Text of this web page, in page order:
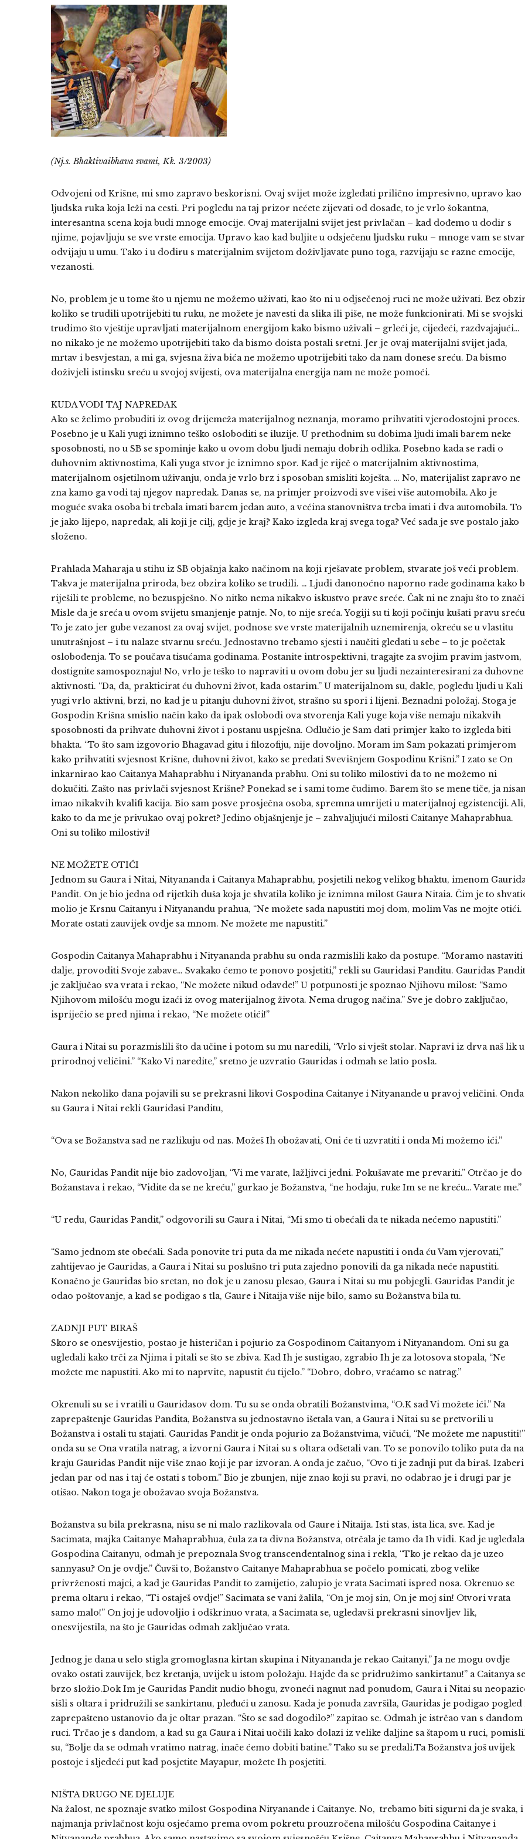
(Nj.s. Bhaktivaibhava svami, Kk. 3/2003)
Odvojeni od Krišne, mi smo zapravo beskorisni. Ovaj svijet može izgledati prilično impresivno, upravo kao
ljudska ruka koja leži na cesti. Pri pogledu na taj prizor nećete zijevati od dosade, to je vrlo šokantna,
interesantna scena koja budi mnoge emocije. Ovaj materijalni svijet jest privlačan – kad dođemo u dodir s
njime, pojavljuju se sve vrste emocija. Upravo kao kad buljite u odsječenu ljudsku ruku – mnoge vam se
odvijaju u umu. Tako i u dodiru s materijalnim svijetom doživljavate puno toga, razvijaju se razne emocije,
vezanosti.
No, problem je u tome što u njemu ne možemo uživati, kao što ni u odjsečenoj ruci ne može uživati. Bez
koliko se trudili upotrijebiti tu ruku, ne možete je navesti da slika ili piše, ne može funkcionirati. Mi se svojski
trudimo što vještije upravljati materijalnom energijom kako bismo uživali – grleći je, cijedeći, razdvajajući…
no nikako je ne možemo upotrijebiti tako da bismo doista postali sretni. Jer je ovaj materijalni svijet jada,
mrtav i besvjestan, a mi ga, svjesna živa bića ne možemo upotrijebiti tako da nam donese sreću. Da bismo
doživjeli istinsku sreću u svojoj svijesti, ova materijalna energija nam ne može pomoći.
KUDA VODI TAJ NAPREDAK
Ako se želimo probuditi iz ovog drijemeža materijalnog neznanja, moramo prihvatiti vjerodostojni proces.
Posebno je u Kali yugi iznimno teško osloboditi se iluzije. U prethodnim su dobima ljudi imali barem neke
sposobnosti, no u SB se spominje kako u ovom dobu ljudi nemaju dobrih odlika. Posebno kada se radi o
duhovnim aktivnostima, Kali yuga stvor je iznimno spor. Kad je riječ o materijalnim aktivnostima,
materijalnom osjetilnom uživanju, onda je vrlo brz i sposoban smisliti koješta. … No, materijalist zapravo ne
zna kamo ga vodi taj njegov napredak. Danas se, na primjer proizvodi sve višei više automobila. Ako je
moguće svaka osoba bi trebala imati barem jedan auto, a većina stanovništva treba imati i dva automobila. To
je jako lijepo, napredak, ali koji je cilj, gdje je kraj? Kako izgleda kraj svega toga? Već sada je sve postalo jako
složeno.
Prahlada Maharaja u stihu iz SB objašnja kako načinom na koji rješavate problem, stvarate još veći problem.
Takva je materijalna priroda, bez obzira koliko se trudili. … Ljudi danonoćno naporno rade godinama kako
riješili te probleme, no bezuspješno. No nitko nema nikakvo iskustvo prave sreće. Čak ni ne znaju što to
Misle da je sreća u ovom svijetu smanjenje patnje. No, to nije sreća. Yogiji su ti koji počinju kušati pravu
To je zato jer gube vezanost za ovaj svijet, podnose sve vrste materijalnih uznemirenja, okreću se u vlastitu
unutrašnjost – i tu nalaze stvarnu sreću. Jednostavno trebamo sjesti i naučiti gledati u sebe – to je početak
oslobođenja. To se poučava tisućama godinama. Postanite introspektivni, tragajte za svojim pravim jastvom,
dostignite samospoznaju! No, vrlo je teško to napraviti u ovom dobu jer su ljudi nezainteresirani za duhovne
aktivnosti. “Da, da, prakticirat ću duhovni život, kada ostarim.” U materijalnom su, dakle, pogledu ljudi u Kali
yugi vrlo aktivni, brzi, no kad je u pitanju duhovni život, strašno su spori i lijeni. Beznadni položaj. Stoga je
Gospodin Krišna smislio način kako da ipak oslobodi ova stvorenja Kali yuge koja više nemaju nikakvih
sposobnosti da prihvate duhovni život i postanu uspješna. Odlučio je Sam dati primjer kako to izgleda biti
bhakta. “To što sam izgovorio Bhagavad gitu i filozofiju, nije dovoljno. Moram im Sam pokazati primjerom
kako prihvatiti svjesnost Krišne, duhovni život, kako se predati Svevišnjem Gospodinu Krišni.” I zato se On
inkarnirao kao Caitanya Mahaprabhu i Nityananda prabhu. Oni su toliko milostivi da to ne možemo ni
dokučiti. Zašto nas privlači svjesnost Krišne? Ponekad se i sami tome čudimo. Barem što se mene tiče, ja
imao nikakvih kvalifi kacija. Bio sam posve prosječna osoba, spremna umrijeti u materijalnoj egzistenciji. Ali,
kako to da me je privukao ovaj pokret? Jedino objašnjenje je – zahvaljujući milosti Caitanye Mahaprabhua.
Oni su toliko milostivi!
NE MOŽETE OTIĆI
Jednom su Gaura i Nitai, Nityananda i Caitanya Mahaprabhu, posjetili nekog velikog bhaktu, imenom
Pandit. On je bio jedna od rijetkih duša koja je shvatila koliko je iznimna milost Gaura Nitaia. Čim je to
molio je Krsnu Caitanyu i Nityanandu prahua, “Ne možete sada napustiti moj dom, molim Vas ne mojte otići.
Morate ostati zauvijek ovdje sa mnom. Ne možete me napustiti.”
Gospodin Caitanya Mahaprabhu i Nityananda prabhu su onda razmislili kako da postupe. “Moramo nastaviti
dalje, provoditi Svoje zabave… Svakako ćemo te ponovo posjetiti,” rekli su Gauridasi Panditu. Gauridas Pandit
je zaključao sva vrata i rekao, “Ne možete nikud odavde!” U potpunosti je spoznao Njihovu milost: “Samo
Njihovom milošću mogu izaći iz ovog materijalnog života. Nema drugog načina.” Sve je dobro zaključao,
ispriječio se pred njima i rekao, “Ne možete otići!”
Gaura i Nitai su porazmislili što da učine i potom su mu naredili, “Vrlo si vješt stolar. Napravi iz drva naš lik u
prirodnoj veličini.” “Kako Vi naredite,” sretno je uzvratio Gauridas i odmah se latio posla.
Nakon nekoliko dana pojavili su se prekrasni likovi Gospodina Caitanye i Nityanande u pravoj veličini. Onda
su Gaura i Nitai rekli Gauridasi Panditu,
“Ova se Božanstva sad ne razlikuju od nas. Možeš Ih obožavati, Oni će ti uzvratiti i onda Mi možemo ići.”
No, Gauridas Pandit nije bio zadovoljan, “Vi me varate, lažljivci jedni. Pokušavate me prevariti.” Otrčao je do
Božanstava i rekao, “Vidite da se ne kreću,” gurkao je Božanstva, “ne hodaju, ruke Im se ne kreću… Varate me.”
“U redu, Gauridas Pandit,” odgovorili su Gaura i Nitai, “Mi smo ti obećali da te nikada nećemo napustiti.”
“Samo jednom ste obećali. Sada ponovite tri puta da me nikada nećete napustiti i onda ću Vam vjerovati,”
zahtijevao je Gauridas, a Gaura i Nitai su poslušno tri puta zajedno ponovili da ga nikada neće napustiti.
Konačno je Gauridas bio sretan, no dok je u zanosu plesao, Gaura i Nitai su mu pobjegli. Gauridas Pandit je
odao poštovanje, a kad se podigao s tla, Gaure i Nitaija više nije bilo, samo su Božanstva bila tu.
ZADNJI PUT BIRAŠ
Skoro se onesvijestio, postao je histeričan i pojurio za Gospodinom Caitanyom i Nityanandom. Oni su ga
ugledali kako trči za Njima i pitali se što se zbiva. Kad Ih je sustigao, zgrabio Ih je za lotosova stopala, “Ne
možete me napustiti. Ako mi to naprvite, napustit ću tijelo.” “Dobro, dobro, vraćamo se natrag.”
Okrenuli su se i vratili u Gauridasov dom. Tu su se onda obratili Božanstvima, “O.K sad Vi možete ići.” Na
zaprepaštenje Gauridas Pandita, Božanstva su jednostavno išetala van, a Gaura i Nitai su se pretvorili u
Božanstva i ostali tu stajati. Gauridas Pandit je onda pojurio za Božanstvima, vičući, “Ne možete me
onda su se Ona vratila natrag, a izvorni Gaura i Nitai su s oltara odšetali van. To se ponovilo toliko puta da na
kraju Gauridas Pandit nije više znao koji je par izvoran. A onda je začuo, “Ovo ti je zadnji put da biraš. Izaberi
jedan par od nas i taj će ostati s tobom.” Bio je zbunjen, nije znao koji su pravi, no odabrao je i drugi par je
otišao. Nakon toga je obožavao svoja Božanstva.
Božanstva su bila prekrasna, nisu se ni malo razlikovala od Gaure i Nitaija. Isti stas, ista lica, sve. Kad je
Sacimata, majka Caitanye Mahaprabhua, čula za ta divna Božanstva, otrčala je tamo da Ih vidi. Kad je ugledala
Gospodina Caitanyu, odmah je prepoznala Svog transcendentalnog sina i rekla, “Tko je rekao da je uzeo
sannyasu? On je ovdje.” Čuvši to, Božanstvo Caitanye Mahaprabhua se počelo pomicati, zbog velike
privrženosti majci, a kad je Gauridas Pandit to zamijetio, zalupio je vrata Sacimati ispred nosa. Okrenuo se
prema oltaru i rekao, “Ti ostaješ ovdje!” Sacimata se vani žalila, “On je moj sin, On je moj sin! Otvori vrata
samo malo!” On joj je udovoljio i odškrinuo vrata, a Sacimata se, ugledavši prekrasni sinovljev lik,
onesvijestila, na što je Gauridas odmah zaključao vrata.
Jednog je dana u selo stigla gromoglasna kirtan skupina i Nityananda je rekao Caitanyi,” Ja ne mogu ovdje
ovako ostati zauvijek, bez kretanja, uvijek u istom položaju. Hajde da se pridružimo sankirtanu!” a Caitanya se
brzo složio.Dok Im je Gauridas Pandit nudio bhogu, zvoneći nagnut nad ponudom, Gaura i Nitai su
sišli s oltara i pridružili se sankirtanu, pleđući u zanosu. Kada je ponuda završila, Gauridas je podigao pogled
zaprepašteno ustanovio da je oltar prazan. “Što se sad dogodilo?” zapitao se. Odmah je istrčao van s dandom
ruci. Trčao je s dandom, a kad su ga Gaura i Nitai uočili kako dolazi iz velike daljine sa štapom u ruci,
su, “Bolje da se odmah vratimo natrag, inače ćemo dobiti batine.” Tako su se predali.Ta Božanstva još uvijek
postoje i sljedeći put kad posjetite Mayapur, možete Ih posjetiti.
NIŠTA DRUGO NE DJELUJE
Na žalost, ne spoznaje svatko milost Gospodina Nityanande i Caitanye. No, trebamo biti sigurni da je svaka, i
najmanja privlačnost koju osjećamo prema ovom pokretu prouzročena milošću Gospodina Caitanye i